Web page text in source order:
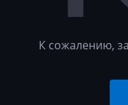
К сожалению,